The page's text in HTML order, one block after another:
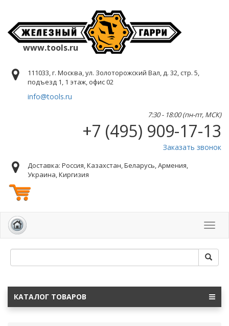
www.tools.ru
111033, г. Москва, ул. Золоторожский Вал, д. 32, стр. 5,
подъезд 1, 1 этаж, офис 02
info@tools.ru
7:30 - 18:00 (пн-пт, МСК)
+7 (495) 909-17-13
Заказать звонок
Доставка: Россия, Казахстан, Беларусь, Армения,
Украина, Киргизия
КАТАЛОГ ТОВАРОВ